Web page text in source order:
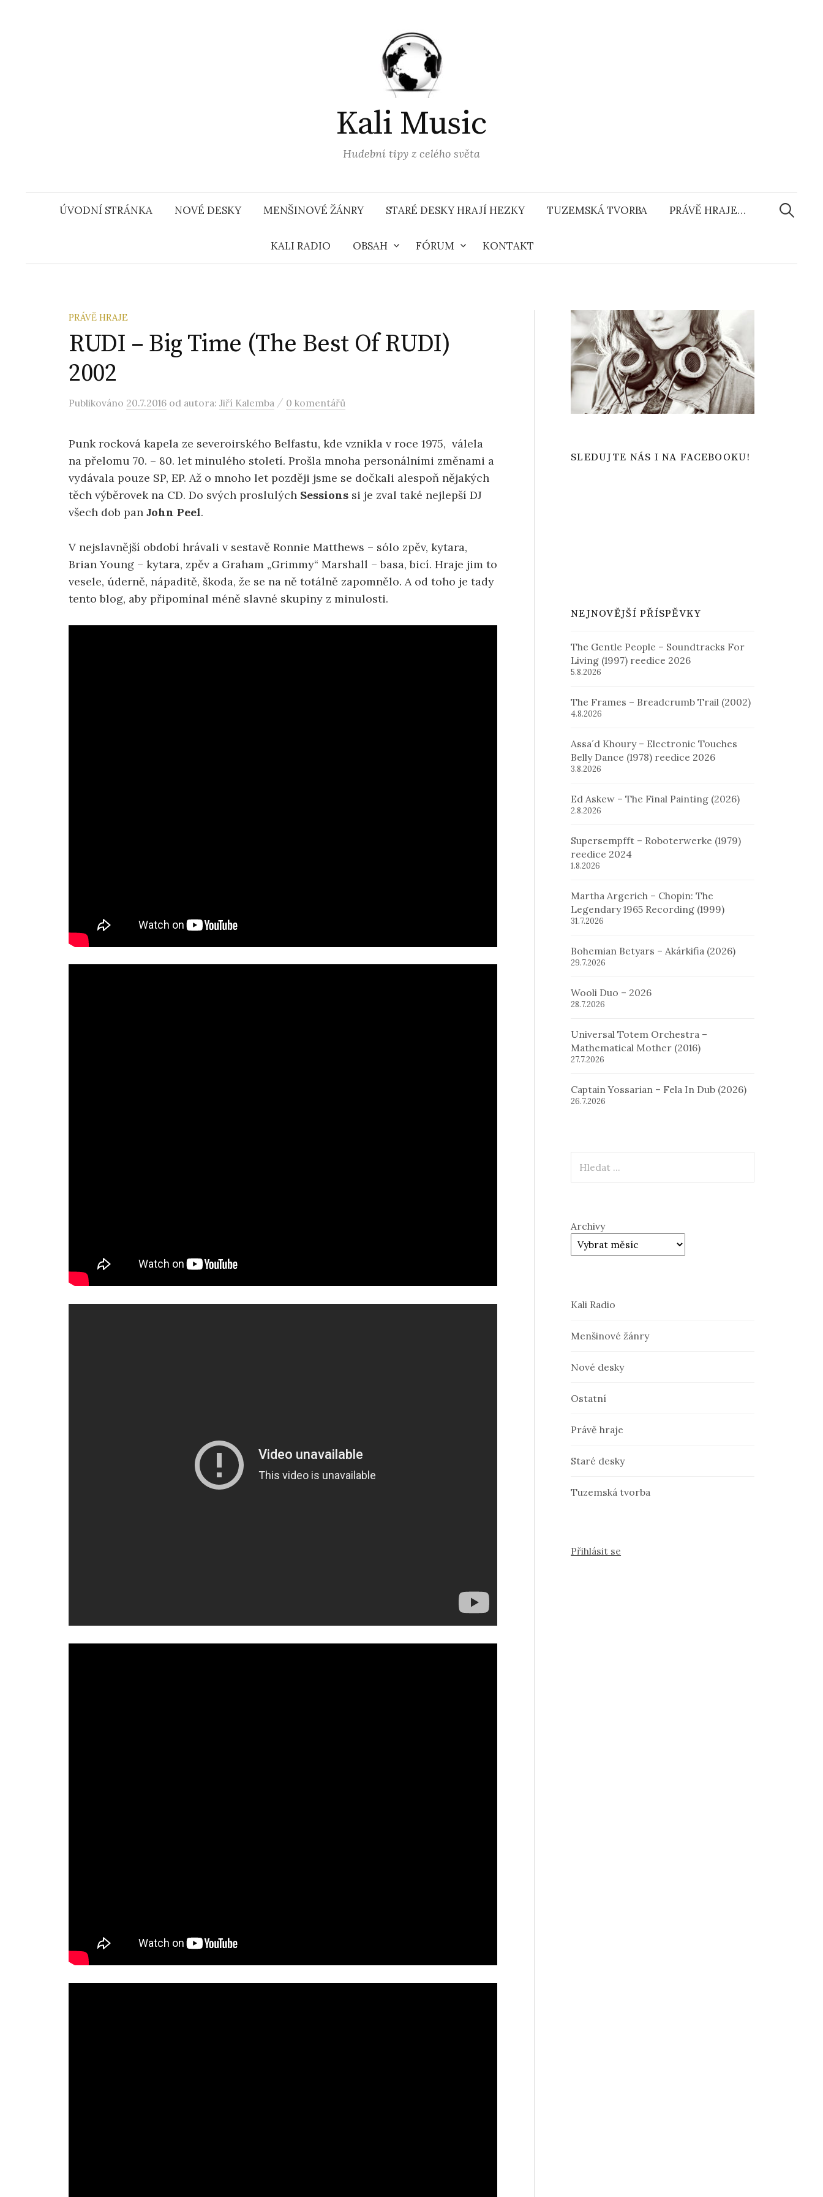
Kali Music
Hudební tipy z celého světa
ÚVODNÍ STRÁNKA NOVÉ DESKY MENŠINOVÉ ŽÁNRY STARÉ DESKY HRAJÍ HEZKY TUZEMSKÁ TVORBA PRÁVĚ HRAJE…
KALI RADIO OBSAH FÓRUM KONTAKT
PRÁVĚ HRAJE
RUDI – Big Time (The Best Of RUDI)
2002
Publikováno 20.7.2016 od autora: Jiří Kalemba / 0 komentářů
Punk rocková kapela ze severoirského Belfastu, kde vznikla v roce 1975, válela
na přelomu 70. – 80. let minulého století. Prošla mnoha personálními změnami a
vydávala pouze SP, EP. Až o mnoho let později jsme se dočkali alespoň nějakých
těch výběrovek na CD. Do svých proslulých Sessions si je zval také nejlepší DJ
všech dob pan John Peel.
V nejslavnější období hrávali v sestavě Ronnie Matthews – sólo zpěv, kytara,
Brian Young – kytara, zpěv a Graham „Grimmy“ Marshall – basa, bicí. Hraje jim to
vesele, úderně, nápaditě, škoda, že se na ně totálně zapomnělo. A od toho je tady
tento blog, aby připomínal méně slavné skupiny z minulosti.
SLEDUJTE NÁS I NA FACEBOOKU!
NEJNOVĚJŠÍ PŘÍSPĚVKY
The Gentle People – Soundtracks For
Living (1997) reedice 2026
5.8.2026
The Frames – Breadcrumb Trail (2002)
4.8.2026
Assa´d Khoury – Electronic Touches
Belly Dance (1978) reedice 2026
3.8.2026
Ed Askew – The Final Painting (2026)
2.8.2026
Supersempfft – Roboterwerke (1979)
reedice 2024
1.8.2026
Martha Argerich – Chopin: The
Legendary 1965 Recording (1999)
31.7.2026
Bohemian Betyars – Akárkifia (2026)
29.7.2026
Wooli Duo – 2026
28.7.2026
Universal Totem Orchestra –
Mathematical Mother (2016)
27.7.2026
Captain Yossarian – Fela In Dub (2026)
26.7.2026
Archivy
Kali Radio
Menšinové žánry
Nové desky
Ostatní
Právě hraje
Staré desky
Tuzemská tvorba
Přihlásit se